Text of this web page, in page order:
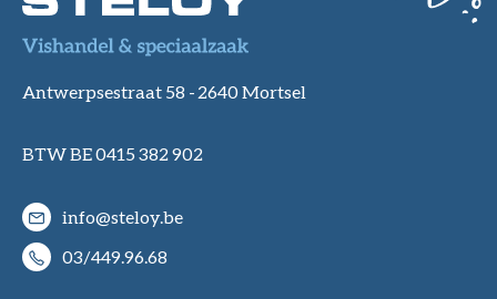
Antwerpsestraat 58 - 2640 Mortsel
BTW BE 0415 382 902
info@steloy.be
03/449.96.68